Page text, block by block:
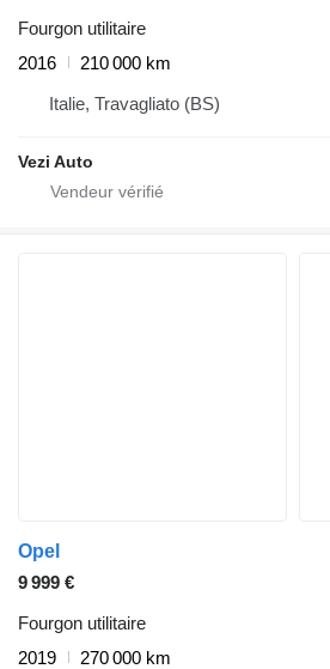
Fourgon utilitaire
2016
210 000 km
Italie, Travagliato (BS)
Vezi Auto
Opel
9 999 €
Fourgon utilitaire
2019
270 000 km